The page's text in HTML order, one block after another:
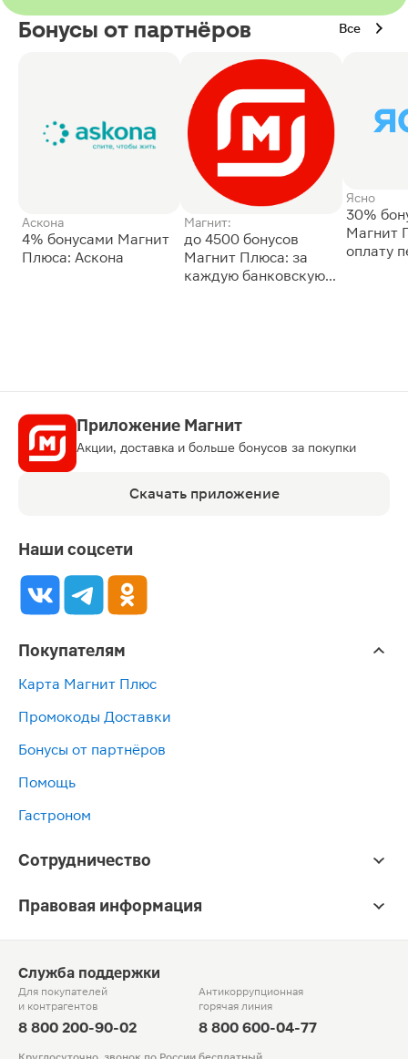
Бонусы от партнёров Все
Аскона
4% бонусами Магнит
Плюса: Аскона
Магнит:
до 4500 бонусов
Магнит Плюса: за
каждую банковскую
Ясно
30%
Магнит
оплату
Приложение Магнит
Акции, доставка и больше бонусов за покупки
Скачать приложение
Наши соцсети
Покупателям
Карта Магнит Плюс
Промокоды Доставки
Бонусы от партнёров
Помощь
Гастроном
Сотрудничество
Правовая информация
Служба поддержки
Для покупателей
и контрагентов
8 800 200-90-02
Антикоррупционная
горячая линия
8 800 600-04-77